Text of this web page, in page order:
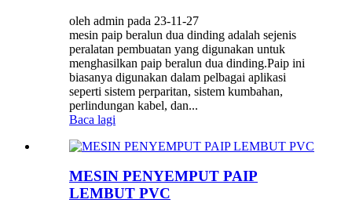
oleh admin pada 23-11-27
mesin paip beralun dua dinding adalah sejenis
peralatan pembuatan yang digunakan untuk
menghasilkan paip beralun dua dinding.Paip ini
biasanya digunakan dalam pelbagai aplikasi
seperti sistem perparitan, sistem kumbahan,
perlindungan kabel, dan...
Baca lagi
MESIN PENYEMPUT PAIP
LEMBUT PVC